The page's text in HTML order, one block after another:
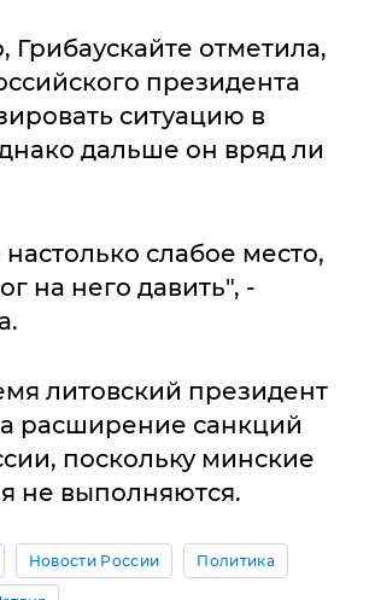
Грибаускайте отметила,
президента
ситуацию в
дальше он вряд ли
слабое место,
на него давить", -
литовский президент
расширение санкций
поскольку минские
не выполняются.
Новости России Политика